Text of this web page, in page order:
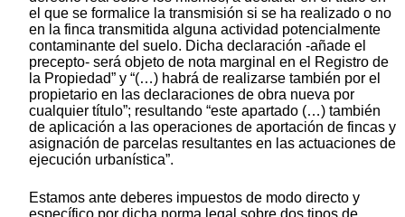
el que se formalice la transmisión si se ha realizado o no
en la finca transmitida alguna actividad potencialmente
contaminante del suelo. Dicha declaración -añade el
precepto- será objeto de nota marginal en el Registro de
la Propiedad” y “(…) habrá de realizarse también por el
propietario en las declaraciones de obra nueva por
cualquier título”; resultando “este apartado (…) también
de aplicación a las operaciones de aportación de fincas y
asignación de parcelas resultantes en las actuaciones de
ejecución urbanística”.
Estamos ante deberes impuestos de modo directo y
específico por dicha norma legal sobre dos tipos de